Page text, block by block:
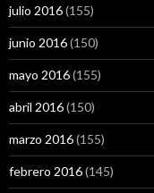
julio 2016(155)
junio 2016(150)
mayo 2016(155)
abril 2016(150)
marzo 2016(155)
febrero 2016(145)